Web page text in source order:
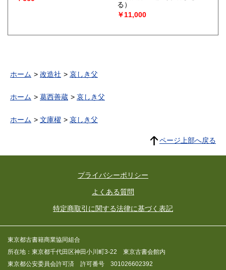
る）
￥11,000
ホーム 改造社 哀しき父
ホーム 葛西善蔵 哀しき父
ホーム 文庫櫂 哀しき父
ページ上部へ戻る
プライバシーポリシー
よくある質問
特定商取引に関する法律に基づく表記
東京都古書籍商業協同組合
所在地：東京都千代田区神田小川町3-22 東京古書会館内
東京都公安委員会許可済 許可番号 301026602392